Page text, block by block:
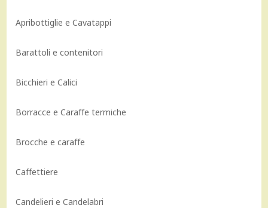
Apribottiglie e Cavatappi
Barattoli e contenitori
Bicchieri e Calici
Borracce e Caraffe termiche
Brocche e caraffe
Caffettiere
Candelieri e Candelabri